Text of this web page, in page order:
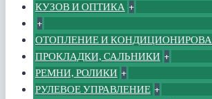
КУЗОВ И ОПТИКА +
+
ОТОПЛЕНИЕ И
ПРОКЛАДКИ, САЛЬНИКИ +
РЕМНИ, РОЛИКИ +
РУЛЕВОЕ УПРАВЛЕНИЕ +